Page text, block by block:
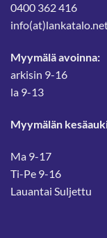
0400 362 416
Myymälä avoinna:
arkisin 9-16
la 9-13
Myymälän
Ma 9-17
Ti-Pe 9-16
Lauantai Suljettu